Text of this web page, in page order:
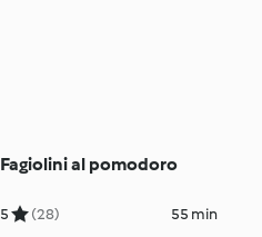
Fagiolini al pomodoro
5 (28) 55 min